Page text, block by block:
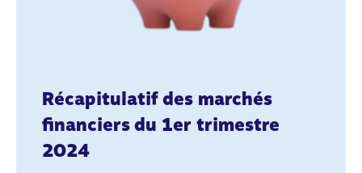
Récapitulatif des marchés
financiers du 1er trimestre
2024